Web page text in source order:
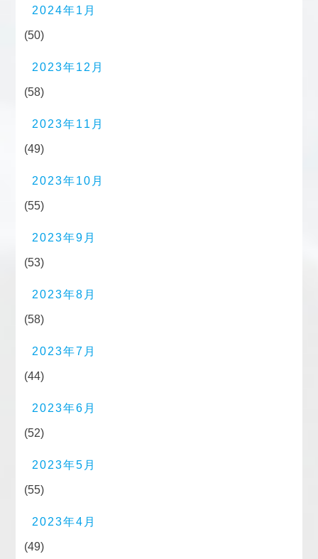
2024年1月
(50)
2023年12月
(58)
2023年11月
(49)
2023年10月
(55)
2023年9月
(53)
2023年8月
(58)
2023年7月
(44)
2023年6月
(52)
2023年5月
(55)
2023年4月
(49)